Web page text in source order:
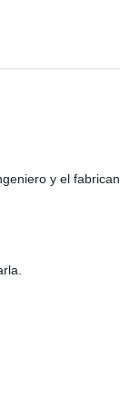
y el